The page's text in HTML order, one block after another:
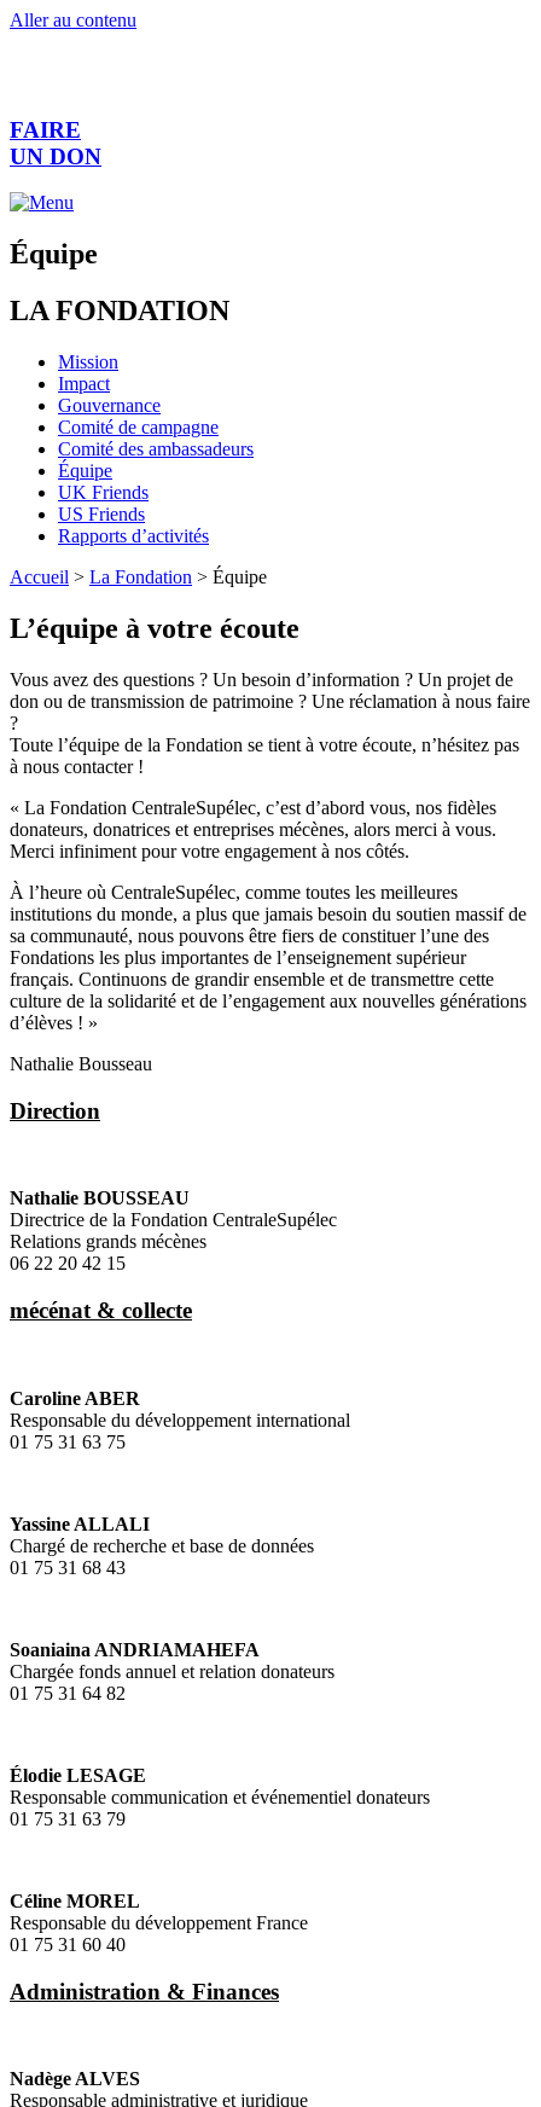
Aller au contenu
FAIRE
UN DON
Équipe
LA FONDATION
Mission
Impact
Gouvernance
Comité de campagne
Comité des ambassadeurs
Équipe
UK Friends
US Friends
Rapports d’activités
Accueil > La Fondation > Équipe
L’équipe à votre écoute
Vous avez des questions ? Un besoin d’information ? Un projet de
don ou de transmission de patrimoine ? Une réclamation à nous faire
?
Toute l’équipe de la Fondation se tient à votre écoute, n’hésitez pas
à nous contacter !
« La Fondation CentraleSupélec, c’est d’abord vous, nos fidèles
donateurs, donatrices et entreprises mécènes, alors merci à vous.
Merci infiniment pour votre engagement à nos côtés.
À l’heure où CentraleSupélec, comme toutes les meilleures
institutions du monde, a plus que jamais besoin du soutien massif de
sa communauté, nous pouvons être fiers de constituer l’une des
Fondations les plus importantes de l’enseignement supérieur
français. Continuons de grandir ensemble et de transmettre cette
culture de la solidarité et de l’engagement aux nouvelles générations
d’élèves ! »
Nathalie Bousseau
Direction
Nathalie BOUSSEAU
Directrice de la Fondation CentraleSupélec
Relations grands mécènes
06 22 20 42 15
mécénat & collecte
Caroline ABER
Responsable du développement international
01 75 31 63 75
Yassine ALLALI
Chargé de recherche et base de données
01 75 31 68 43
Soaniaina ANDRIAMAHEFA
Chargée fonds annuel et relation donateurs
01 75 31 64 82
Élodie LESAGE
Responsable communication et événementiel donateurs
01 75 31 63 79
Céline MOREL
Responsable du développement France
01 75 31 60 40
Administration & Finances
Nadège ALVES
Responsable administrative et juridique